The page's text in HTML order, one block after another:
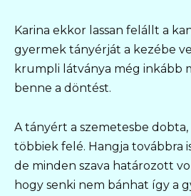
Karina ekkor lassan felállt a
gyermek tányérját a kezébe
krumpli látványa még inkább
benne a döntést.
A tányért a szemetesbe
többiek felé. Hangja továbbra
de minden szava határozott
hogy senki nem bánhat így a